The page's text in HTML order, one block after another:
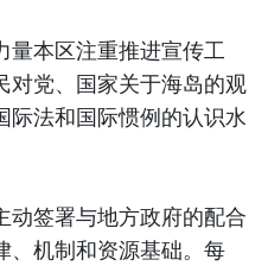
量本区注重推进宣传工
对党、国家关于海岛的观
际法和国际惯例的认识水
动签署与地方政府的配合
、机制和资源基础。每